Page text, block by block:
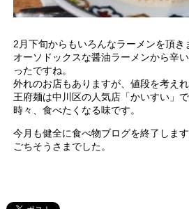
2月下旬からもいろんなラーメンを頂き
オーソドックスな醤油ラーメンから辛
ったですね。
外れのお店もありますが、値段を考え
王府麺は中川区の人気店「かいすい」で
時々、食べたくなる味です。
今月も健全に食べ物ブログを終了します
ごちそうさまでした。